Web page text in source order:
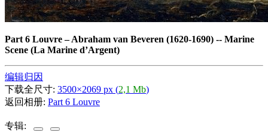
Part 6 Louvre–Abraham van Beveren (1620-1690) -- Marine
Scene (La Marine d’Argent)
编辑归因
下载全尺寸: 3500×2069 px (2,1 Mb)
返回相册: Part 6 Louvre
专辑: